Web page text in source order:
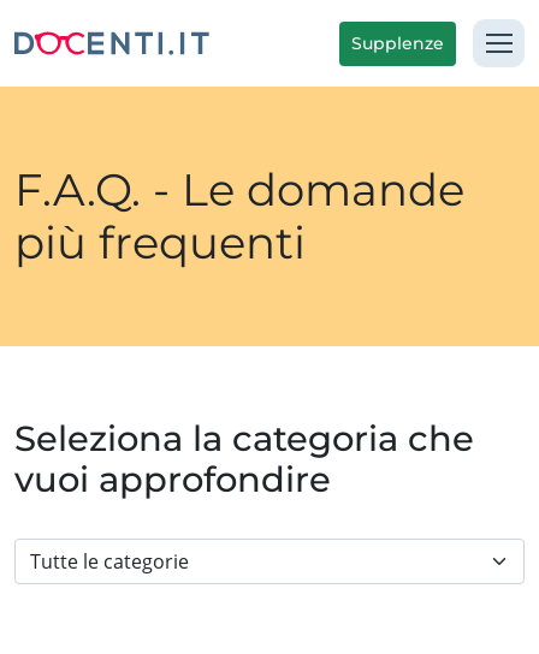
Supplenze
F.A.Q. - Le domande
più frequenti
Seleziona la categoria che
vuoi approfondire